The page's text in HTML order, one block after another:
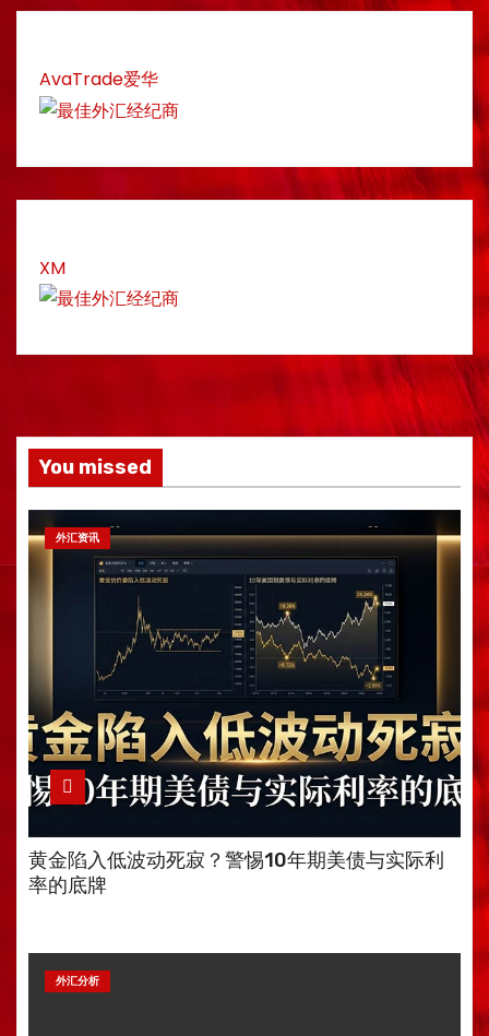
AvaTrade爱华
XM
You missed
外汇资讯
黄金陷入低波动死寂？警惕10年期美债与实际利
率的底牌
外汇分析